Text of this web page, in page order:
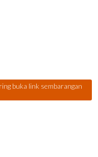
buka link sembarangan